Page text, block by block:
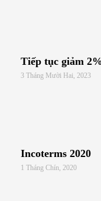
Tiếp tục giảm
3 Tháng Mười Hai, 2023
Incoterms 2020
1 Tháng Chín, 2020